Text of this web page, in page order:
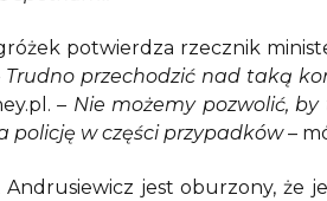
potwierdza rzecznik
Trudno przechodzić nad taką
– Nie możemy pozwolić,
policję w części przypadków–
Andrusiewicz jest oburzony, że